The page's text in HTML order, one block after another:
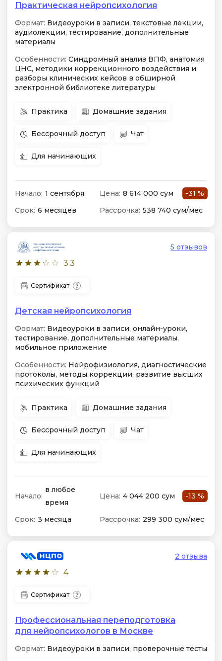
Практическая нейропсихология
Формат: Видеоуроки в записи, текстовые лекции,
аудиолекции, тестирование, дополнительные
материалы
Особенности: Синдромный анализ ВПФ, анатомия
ЦНС, методики коррекционного воздействия и
разборы клинических кейсов в обширной
электронной библиотеке литературы
Практика Домашние задания
Бессрочный доступ Чат
Для начинающих
Начало: 1 сентября Цена: 8 614 000 сум
-31 %
Срок: 6 месяцев Рассрочка: 538 740 сум/мес
3.3
5 отзывов
Сертификат
Детская нейропсихология
Формат: Видеоуроки в записи, онлайн-уроки,
тестирование, дополнительные материалы,
мобильное приложение
Особенности: Нейрофизиология, диагностические
протоколы, методы коррекции, развитие высших
психических функций
Практика Домашние задания
Бессрочный доступ Чат
Для начинающих
Начало:
в любое
время
Цена: 4 044 200 сум -13 %
Срок: 3 месяца Рассрочка: 299 300 сум/мес
4
2 отзыва
Сертификат
Профессиональная переподготовка
для нейропсихологов в Москве
Формат: Видеоуроки в записи, проверочные тесты